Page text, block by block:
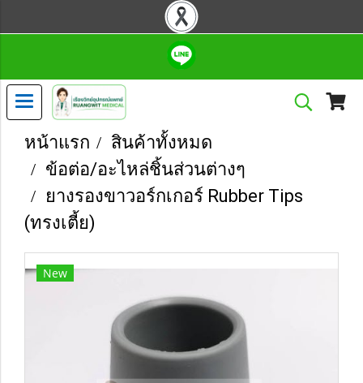
หน้าแรก
สินค้าทั้งหมด
ข้อต่อ/อะไหล่ชิ้นส่วนต่างๆ
ยางรองขาวอร์กเกอร์ Rubber Tips
(ทรงเตี้ย)
New